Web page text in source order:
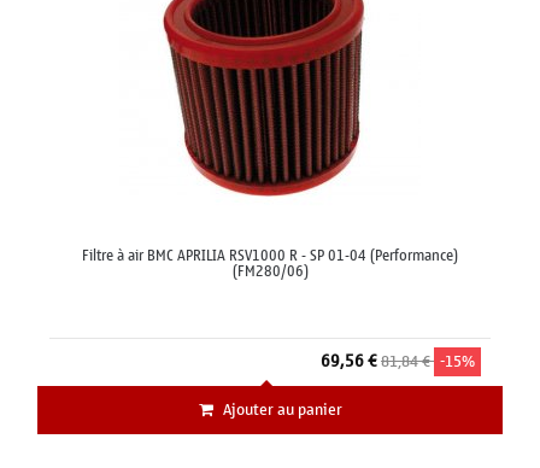
Filtre à air BMC APRILIA RSV1000 R - SP 01-04 (Performance)
(FM280/06)
69,56 €81,84 € -15%
Ajouter au panier